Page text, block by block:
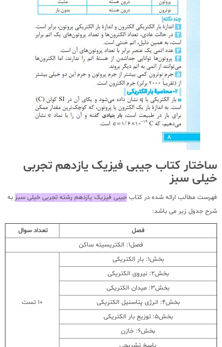
ساختار کتاب جیبی فیزیک یازدهم تجربی
خیلی سبز
فهرست مطالب ارائه شده در کتاب جیبی فیزیک یازدهم رشته تجربی خیلی سبز به
شرح جدول زیر می باشد:
فصل
تعداد سوال
فصل1: الکتریسیته ساکن
بخش1: بار الکتریکی
10 تست
بخش2: نیروی الکتریکی
بخش3: میدان الکتریکی
بخش4: انرژی پتاسنیل الکتریکی
بخش5: توزیع بار الکتریکی
بخش6: خازن